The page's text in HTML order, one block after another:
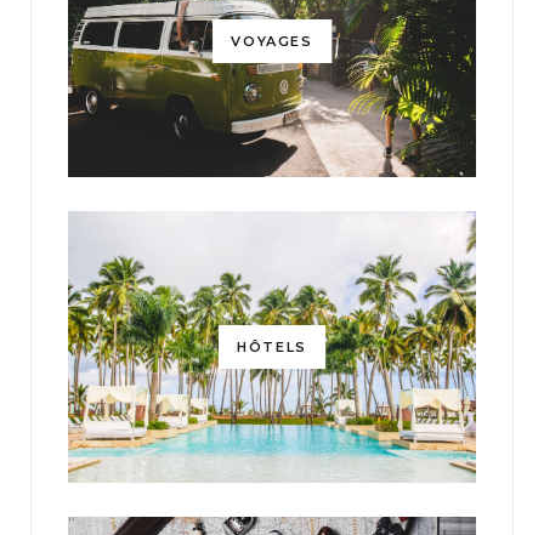
VOYAGES
HÔTELS